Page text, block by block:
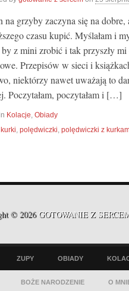
na grzyby zaczyna się na
czasu kupić. Myślałam i
z mini zrobić i tak przyszły
Przepisów w sieci i
niektórzy nawet uważają to
Poczytałam, poczytałam i […]
Kolacje Obiady
kurki polędwiczki polędwiczki z
© 2026 GOTOWANIE Z
ZUPY OBIADY
BOŻE NARODZENIE O